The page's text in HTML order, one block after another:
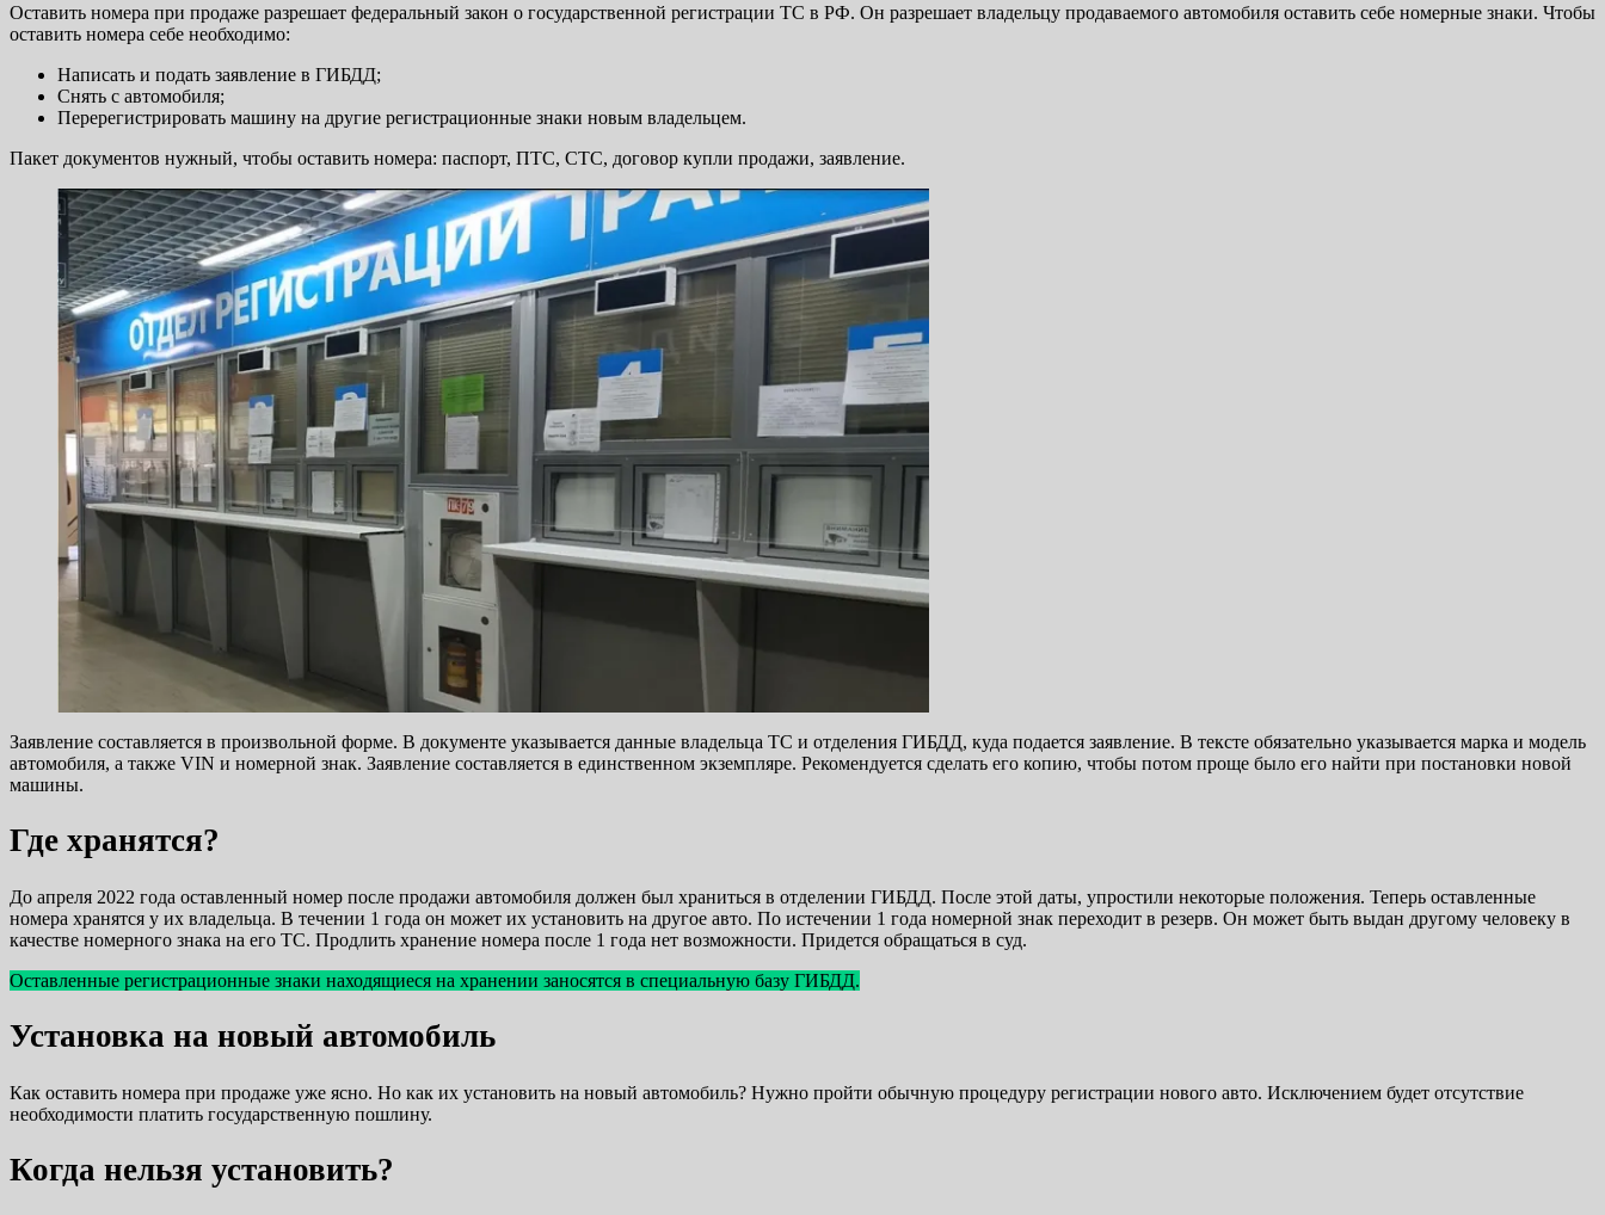
Оставить номера при продаже разрешает федеральный закон о государственной регистрации ТС в РФ. Он разрешает владельцу продаваемого автомобиля оставить себе номерные знаки. Чтобы
оставить номера себе необходимо:
Написать и подать заявление в ГИБДД;
Снять с автомобиля;
Перерегистрировать машину на другие регистрационные знаки новым владельцем.
Пакет документов нужный, чтобы оставить номера: паспорт, ПТС, СТС, договор купли продажи, заявление.
Заявление составляется в произвольной форме. В документе указывается данные владельца ТС и отделения ГИБДД, куда подается заявление. В тексте обязательно указывается марка и модель
автомобиля, а также VIN и номерной знак. Заявление составляется в единственном экземпляре. Рекомендуется сделать его копию, чтобы потом проще было его найти при постановки новой
машины.
Где хранятся?
До апреля 2022 года оставленный номер после продажи автомобиля должен был храниться в отделении ГИБДД. После этой даты, упростили некоторые положения. Теперь оставленные
номера хранятся у их владельца. В течении 1 года он может их установить на другое авто. По истечении 1 года номерной знак переходит в резерв. Он может быть выдан другому человеку в
качестве номерного знака на его ТС. Продлить хранение номера после 1 года нет возможности. Придется обращаться в суд.
Оставленные регистрационные знаки находящиеся на хранении заносятся в специальную базу ГИБДД.
Установка на новый автомобиль
Как оставить номера при продаже уже ясно. Но как их установить на новый автомобиль? Нужно пройти обычную процедуру регистрации нового авто. Исключением будет отсутствие
необходимости платить государственную пошлину.
Когда нельзя установить?